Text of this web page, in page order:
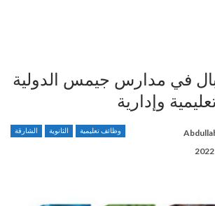
في مدارس جيمس الدولية
وإدارية
وظائف تعليمية الثانوية الشارقة